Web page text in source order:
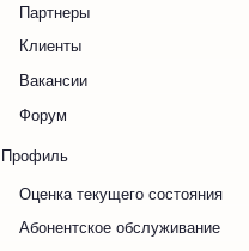
Партнеры
Клиенты
Вакансии
Форум
Профиль
Оценка текущего состояния
Абонентское обслуживание